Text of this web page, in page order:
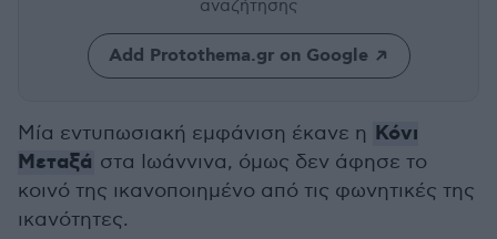
αναζήτησης
Add Protothema.gr on Google
Μία εντυπωσιακή εμφάνιση έκανε η Κόνι
Μεταξά στα Ιωάννινα, όμως δεν άφησε το
κοινό της ικανοποιημένο από τις φωνητικές της
ικανότητες.